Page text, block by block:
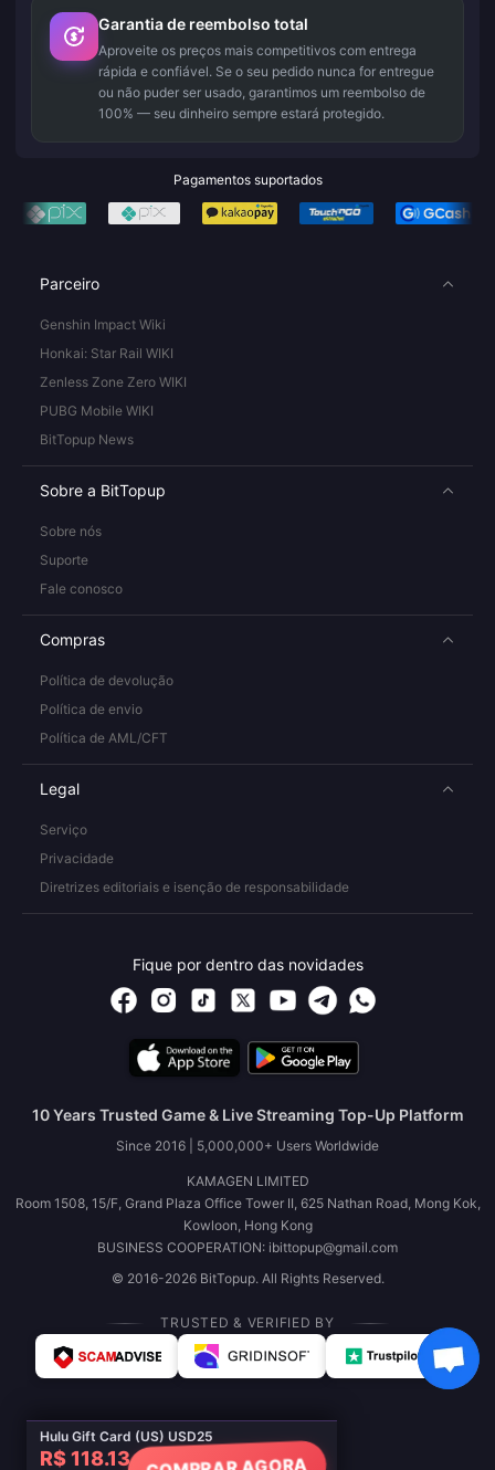
Hulu Gift Card (US) USD25
R$ 118.13
Garantia de reembolso total
Aproveite os preços mais competitivos com entrega
rápida e confiável. Se o seu pedido nunca for entregue
ou não puder ser usado, garantimos um reembolso de
100% — seu dinheiro sempre estará protegido.
Pagamentos suportados
Parceiro
Genshin Impact Wiki
Honkai: Star Rail WIKI
Zenless Zone Zero WIKI
PUBG Mobile WIKI
BitTopup News
Sobre a BitTopup
Sobre nós
Suporte
Fale conosco
Compras
Política de devolução
Política de envio
Política de AML/CFT
Legal
Serviço
Privacidade
Diretrizes editoriais e isenção de responsabilidade
Fique por dentro das novidades
10 Years Trusted Game & Live Streaming Top-Up Platform
Since 2016 | 5,000,000+ Users Worldwide
KAMAGEN LIMITED
Room 1508, 15/F, Grand Plaza Office Tower II, 625 Nathan Road, Mong Kok,
Kowloon, Hong Kong
BUSINESS COOPERATION: ibittopup@gmail.com
© 2016-2026 BitTopup. All Rights Reserved.
TRUSTED & VERIFIED BY